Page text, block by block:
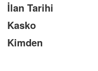
İlan Tarihi
Kasko
Kimden